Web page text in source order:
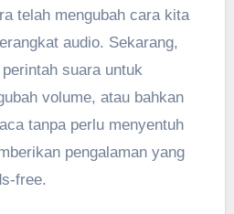
telah mengubah cara kita
audio. Sekarang,
suara untuk
volume, atau bahkan
tanpa perlu menyentuh
pengalaman yang
free.